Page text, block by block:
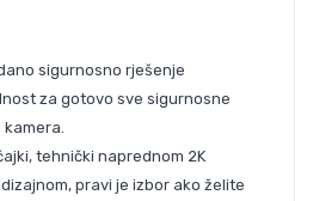
sigurnosno rješenje
za gotovo sve sigurnosne
tehnički naprednom 2K
pravi je izbor ako želite